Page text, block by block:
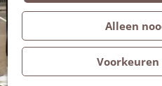
Alleen
Voorkeuren
Hotels